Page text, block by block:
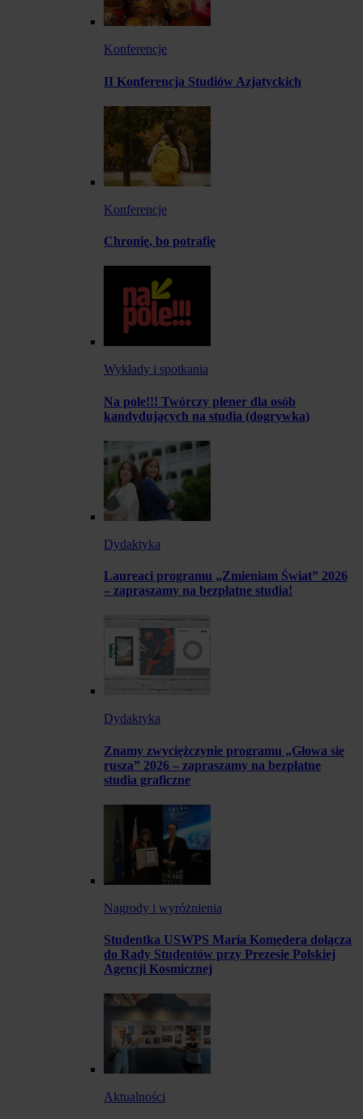
Konferencje
II Konferencja Studiów Azjatyckich
Konferencje
Chronię, bo potrafię
Wykłady i spotkania
Na pole!!! Twórczy plener dla osób
kandydujących na studia (dogrywka)
Dydaktyka
Laureaci programu „Zmieniam Świat” 2026
– zapraszamy na bezpłatne studia!
Dydaktyka
Znamy zwyciężczynie programu „Głowa się
rusza” 2026 – zapraszamy na bezpłatne
studia graficzne
Nagrody i wyróżnienia
Studentka USWPS Maria Komędera dołącza
do Rady Studentów przy Prezesie Polskiej
Agencji Kosmicznej
Aktualności